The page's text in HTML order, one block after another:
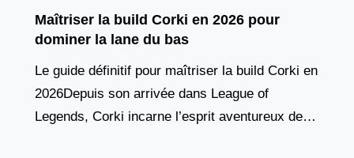
Maîtriser la build Corki en 2026 pour
dominer la lane du bas
Le guide définitif pour maîtriser la build Corki en
2026Depuis son arrivée dans League of
Legends, Corki incarne l’esprit aventureux des